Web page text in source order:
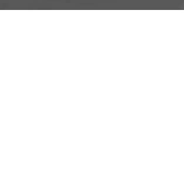
Heinrich-Hertz-Straße 1